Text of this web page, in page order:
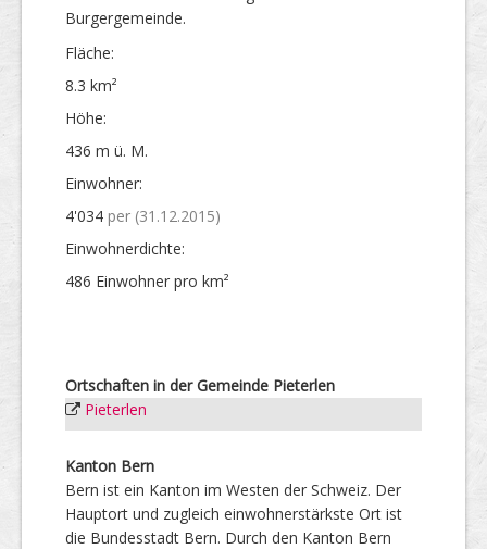
Burgergemeinde.
Fläche:
8.3 km²
Höhe:
436 m ü. M.
Einwohner:
4'034 per (31.12.2015)
Einwohner­dichte:
486 Einwohner pro km²
Ortschaften in der Gemeinde Pieterlen
Pieterlen
Kanton Bern
Bern ist ein Kanton im Westen der Schweiz. Der
Hauptort und zugleich einwohnerstärkste Ort ist
die Bundesstadt Bern. Durch den Kanton Bern